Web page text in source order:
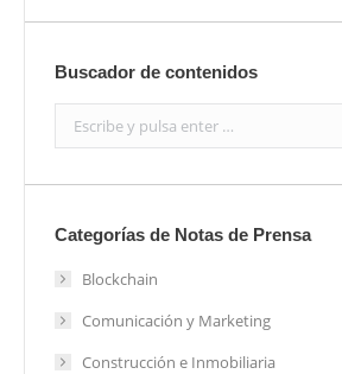
Buscador de contenidos
Categorías de Notas de Prensa
Blockchain
Comunicación y Marketing
Construcción e Inmobiliaria